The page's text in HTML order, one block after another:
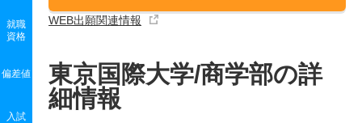
WEB出願関連情報
就職
資格
偏差値
入試
東京国際大学/商学部の詳
細情報